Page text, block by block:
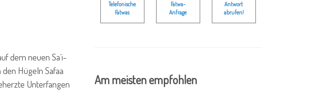
dem neuen Sa´i-
Hügeln Safaa
Unterfangen
Telefonische
Fatwas
Fatwa-
Anfrage
Antwort
abrufen!
Am meisten empfohlen